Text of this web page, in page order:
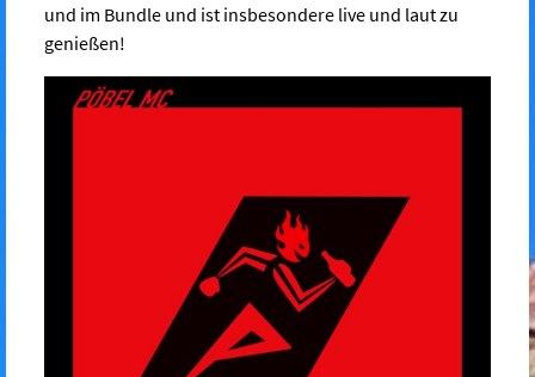
und im Bundle und ist insbesondere live und laut zu
genießen!